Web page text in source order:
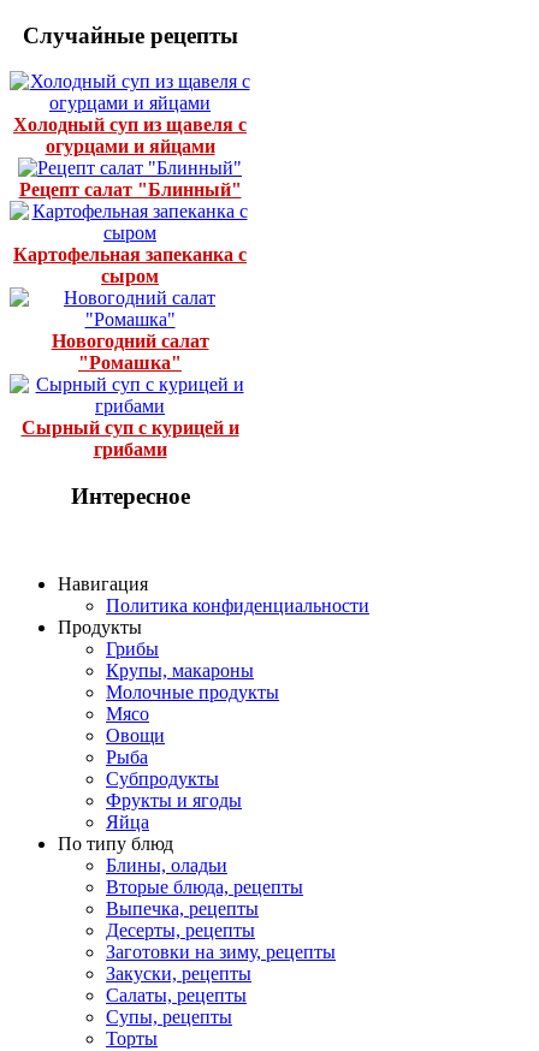
Случайные рецепты
Холодный суп из щавеля с
огурцами и яйцами
Рецепт салат "Блинный"
Картофельная запеканка с
сыром
Новогодний салат
"Ромашка"
Сырный суп с курицей и
грибами
Интересное
Навигация
Политика конфиденциальности
Продукты
Грибы
Крупы, макароны
Молочные продукты
Мясо
Овощи
Рыба
Субпродукты
Фрукты и ягоды
Яйца
По типу блюд
Блины, оладьи
Вторые блюда, рецепты
Выпечка, рецепты
Десерты, рецепты
Заготовки на зиму, рецепты
Закуски, рецепты
Салаты, рецепты
Супы, рецепты
Торты